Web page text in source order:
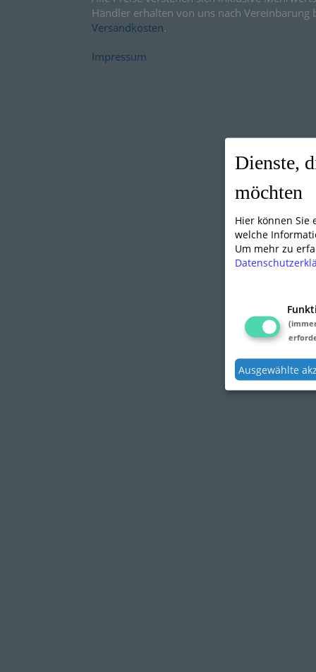
Händler erhalten von uns nach
Versandkosten.
Impressum
Dienste,
möchten
Hier können Sie
welche
Um mehr zu
Ausgewählte